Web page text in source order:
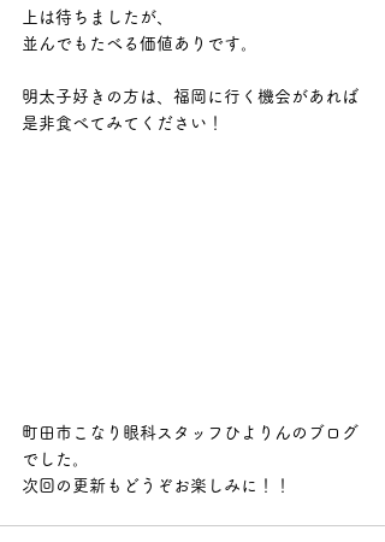
上は待ちましたが、
並んでもたべる価値ありです。
明太子好きの方は、福岡に行く機会があれば
是非食べてみてください！
町田市こなり眼科スタッフひよりんのブログ
でした。
次回の更新もどうぞお楽しみに！！